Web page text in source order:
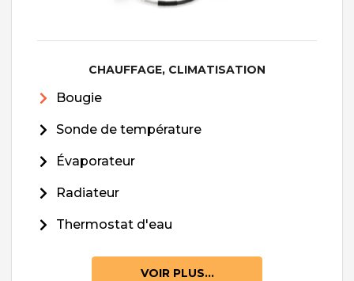
CHAUFFAGE, CLIMATISATION
Bougie
Sonde de température
Évaporateur
Radiateur
Thermostat d'eau
VOIR PLUS...